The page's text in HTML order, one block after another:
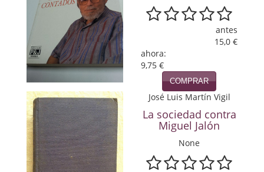
Papás, Mamás, Bebés...
Papás, Mamás, Bebés…
Poesía
Política
Psicología. Educación
Religión
Revistas
antes
15,0 €
ahora:
9,75 €
COMPRAR
José Luis Martín Vigil
La sociedad contra
Miguel Jalón
None